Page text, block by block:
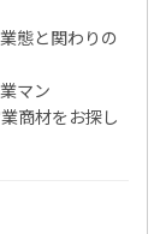
態と関わりの
マン
商材をお探し